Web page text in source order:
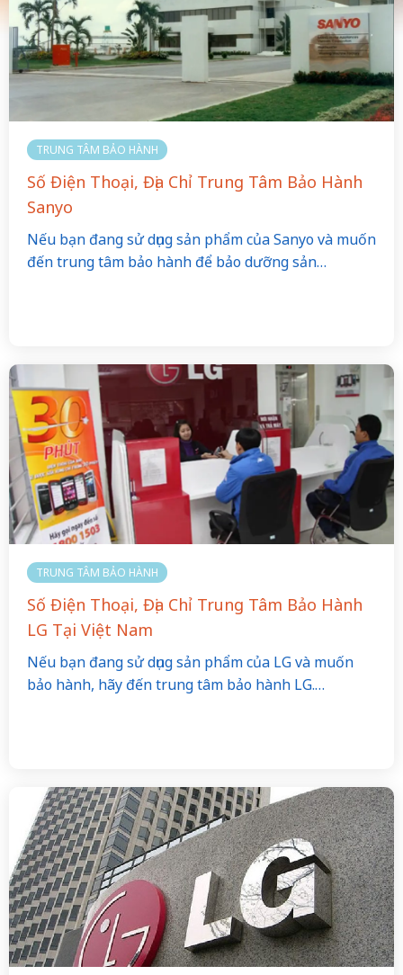
TRUNG TÂM BẢO HÀNH
Số Điện Thoại, Địa Chỉ Trung Tâm Bảo Hành
Sanyo
Nếu bạn đang sử dụng sản phẩm của Sanyo và muốn
đến trung tâm bảo hành để bảo dưỡng sản…
TRUNG TÂM BẢO HÀNH
Số Điện Thoại, Địa Chỉ Trung Tâm Bảo Hành
LG Tại Việt Nam
Nếu bạn đang sử dụng sản phẩm của LG và muốn
bảo hành, hãy đến trung tâm bảo hành LG.…